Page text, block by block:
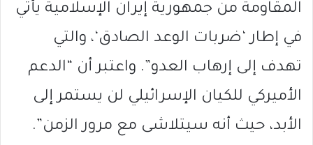
المقاومة من جمهورية إيران الإسلامية يأتي
في إطار ‘ضربات الوعد الصادق‘، والتي
تهدف إلى إرهاب العدو”. واعتبر أن “الدعم
الأميركي للكيان الإسرائيلي لن يستمر إلى
الأبد، حيث أنه سيتلاشى مع مرور الزمن”.